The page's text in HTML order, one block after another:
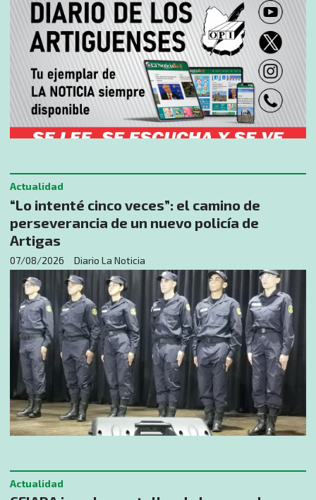
“Lo intenté cinco veces”: el camino de
perseverancia de un nuevo policía de
Artigas
Diario La Noticia
Actualidad
07/08/2026
Actualidad